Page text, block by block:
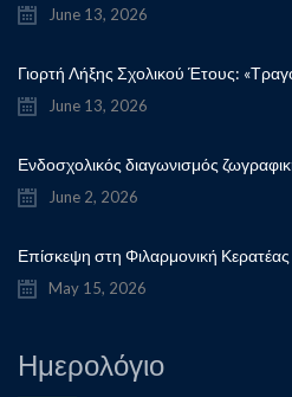
June 13, 2026
June 13, 2026
June 2, 2026
Επίσκεψη στη Φιλαρμονική Κερατέας
May 15, 2026
Ημερολόγιο